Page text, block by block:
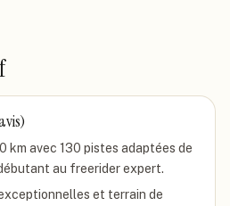
km avec 130 pistes adaptées de
au freerider expert.
et terrain de